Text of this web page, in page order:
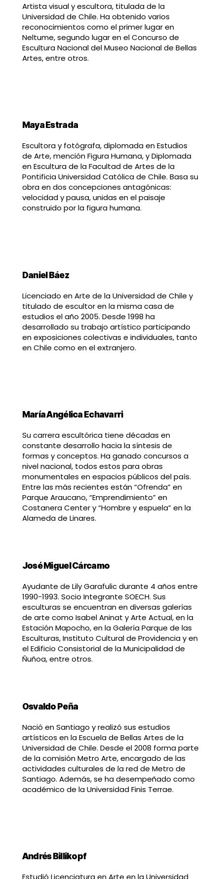
Artista visual y escultora, titulada de la
Universidad de Chile. Ha obtenido varios
reconocimientos como el primer lugar en
Neltume, segundo lugar en el Concurso de
Escultura Nacional del Museo Nacional de Bellas
Artes, entre otros.
Maya Estrada
Escultora y fotógrafa, diplomada en Estudios
de Arte, mención Figura Humana, y Diplomada
en Escultura de la Facultad de Artes de la
Pontificia Universidad Católica de Chile. Basa su
obra en dos concepciones antagónicas:
velocidad y pausa, unidas en el paisaje
construido por la figura humana.
Daniel Báez
Licenciado en Arte de la Universidad de Chile y
titulado de escultor en la misma casa de
estudios el año 2005. Desde 1998 ha
desarrollado su trabajo artístico participando
en exposiciones colectivas e individuales, tanto
en Chile como en el extranjero.
María Angélica Echavarri
Su carrera escultórica tiene décadas en
constante desarrollo hacia la síntesis de
formas y conceptos. Ha ganado concursos a
nivel nacional, todos estos para obras
monumentales en espacios públicos del país.
Entre las más recientes están “Ofrenda” en
Parque Araucano, “Emprendimiento” en
Costanera Center y “Hombre y espuela” en la
Alameda de Linares.
José Miguel Cárcamo
Ayudante de Lily Garafulic durante 4 años entre
1990-1993. Socio Integrante SOECH. Sus
esculturas se encuentran en diversas galerías
de arte como Isabel Aninat y Arte Actual, en la
Estación Mapocho, en la Galería Parque de las
Esculturas, Instituto Cultural de Providencia y en
el Edificio Consistorial de la Municipalidad de
Ñuñoa, entre otros.
Osvaldo Peña
Nació en Santiago y realizó sus estudios
artísticos en la Escuela de Bellas Artes de la
Universidad de Chile. Desde el 2008 forma parte
de la comisión Metro Arte, encargado de las
actividades culturales de la red de Metro de
Santiago. Además, se ha desempeñado como
académico de la Universidad Finis Terrae.
Andrés Billikopf
Estudió Licenciatura en Arte en la Universidad